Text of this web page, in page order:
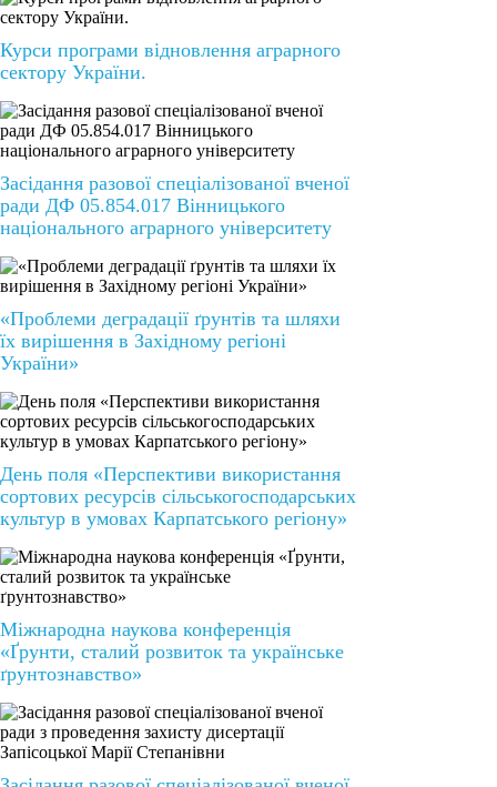
Курси програми відновлення аграрного
сектору України.
Засідання разової спеціалізованої вченої
ради ДФ 05.854.017 Вінницького
національного аграрного університету
«Проблеми деградації ґрунтів та шляхи
їх вирішення в Західному регіоні
України»
День поля «Перспективи використання
сортових ресурсів сільськогосподарських
культур в умовах Карпатського регіону»
Міжнародна наукова конференція
«Ґрунти, сталий розвиток та українське
ґрунтознавство»